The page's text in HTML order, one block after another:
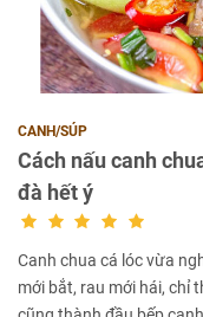
CANH/SÚP
Cách nấu canh
đà hết ý
Canh chua cá lóc vừa
mới bắt, rau mới hái, chỉ